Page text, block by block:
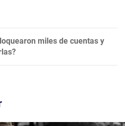
miles de cuentas y